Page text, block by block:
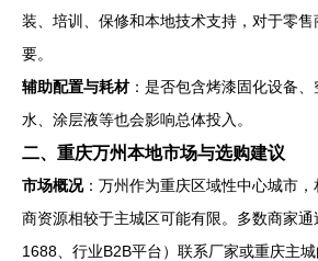
装、培训、保修和本地技术支持，对于零
要。
辅助配置与耗材：是否包含烤漆固化设备
水、涂层液等也会影响总体投入。
二、重庆万州本地市场与选购建议
市场概况：万州作为重庆区域性中心城市
商资源相较于主城区可能有限。多数商家通
1688、行业B2B平台）联系厂家或重庆主